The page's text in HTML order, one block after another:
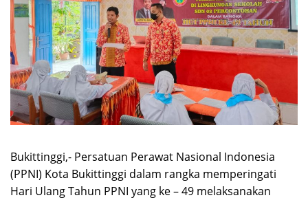
Bukittinggi,- Persatuan Perawat Nasional Indonesia
(PPNI) Kota Bukittinggi dalam rangka memperingati
Hari Ulang Tahun PPNI yang ke – 49 melaksanakan